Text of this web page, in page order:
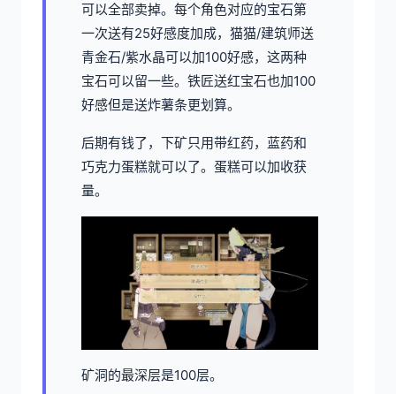
可以全部卖掉。每个角色对应的宝石第
一次送有25好感度加成，猫猫/建筑师送
青金石/紫水晶可以加100好感，这两种
宝石可以留一些。铁匠送红宝石也加100
好感但是送炸薯条更划算。
后期有钱了，下矿只用带红药，蓝药和
巧克力蛋糕就可以了。蛋糕可以加收获
量。
矿洞的最深层是100层。